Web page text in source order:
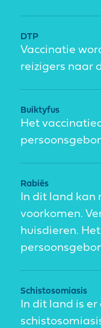
DTP
Vaccinatie
reizigers naar
Buiktyfus
Het
Rabiës
In dit land kan
voorkomen.
huisdieren.
Schistosomiasis
In dit land is er